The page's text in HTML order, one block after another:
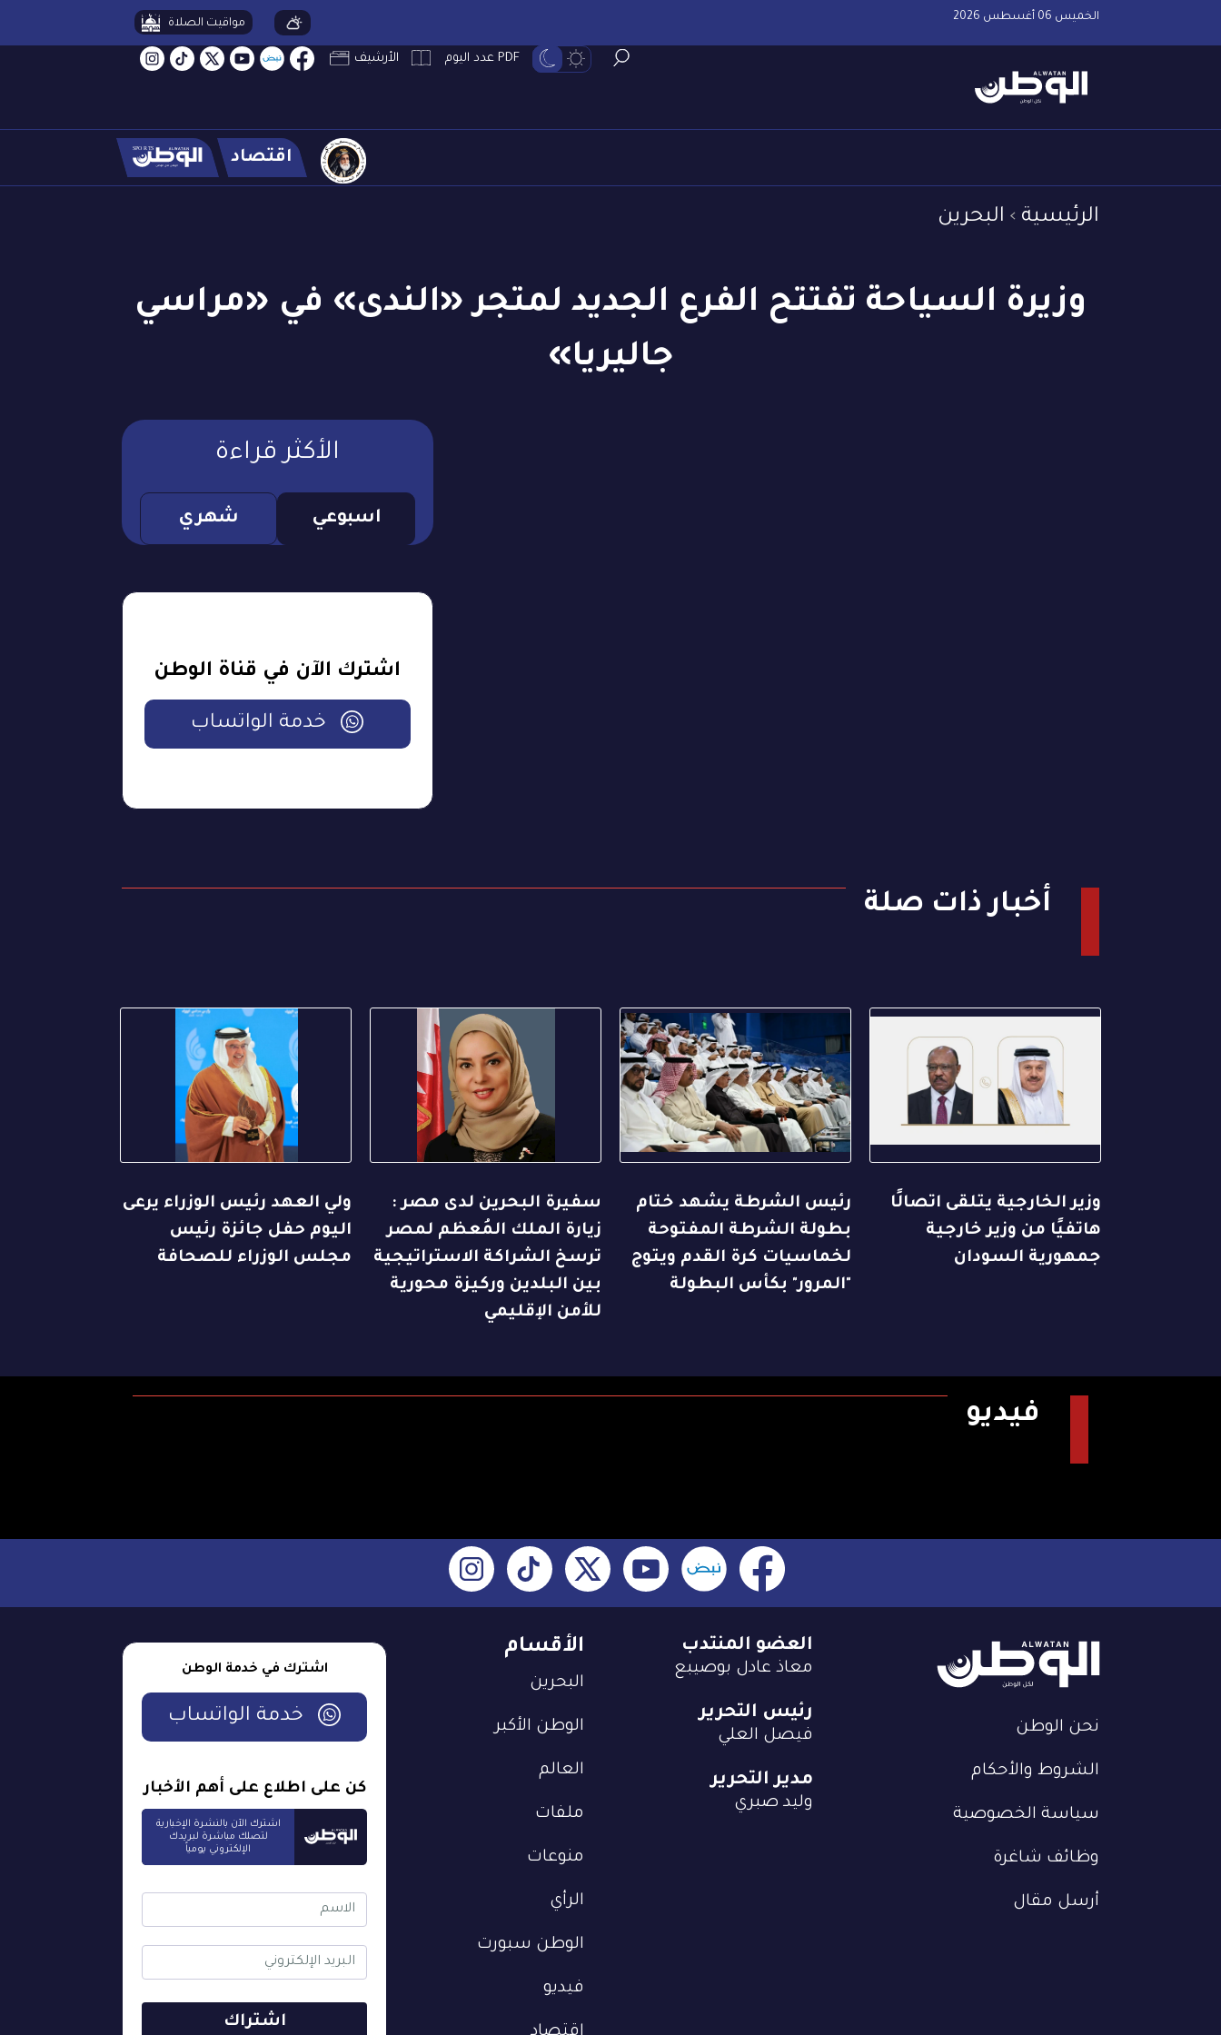
الخميس 06 أغسطس 2026 مواقيت الصلاة
PDF عدد اليوم الأرشيف
اقتصاد
الرئيسية البحرين
وزيرة السياحة تفتتح الفرع الجديد لمتجر «الندى» في «مراسي
جاليريا»
الأكثر قراءة
اسبوعي شهري
اشترك الآن في قناة الوطن
خدمة الواتساب
أخبار ذات صلة
وزير الخارجية يتلقى اتصالًا
هاتفيًا من وزير خارجية
جمهورية السودان
رئيس الشرطة يشهد ختام
بطولة الشرطة المفتوحة
لخماسيات كرة القدم ويتوج
"المرور" بكأس البطولة
سفيرة البحرين لدى مصر :
زيارة الملك المُعظم لمصر
ترسخ الشراكة الاستراتيجية
بين البلدين وركيزة محورية
للأمن الإقليمي
ولي العهد رئيس الوزراء يرعى
اليوم حفل جائزة رئيس
مجلس الوزراء للصحافة
فيديو
نحن الوطن
الشروط والأحكام
سياسة الخصوصية
وظائف شاغرة
أرسل مقال
الأقسام
البحرين
الوطن الأكبر
العالم
ملفات
منوعات
الرأي
الوطن سبورت
فيديو
العضو المنتدب
معاذ عادل بوصيبع
رئيس التحرير
فيصل العلي
مدير التحرير
وليد صبري
اشترك في خدمة الوطن
خدمة الواتساب
كن على اطلاع على أهم الأخبار
اشترك الآن بالنشرة الإخبارية
لتصلك مباشرة لبريدك
الإلكتروني يومياً
اشتراك